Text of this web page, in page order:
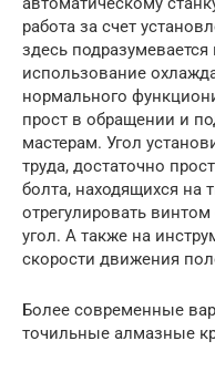
работа за счет
здесь
использование
нормального
прост в обращении и
мастерам. Угол
труда, достаточно
болта, находящихся на
отрегулировать
угол. А также на
скорости движения
Более современные
точильные алмазные